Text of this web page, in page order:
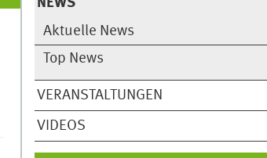
NEWS
Aktuelle News
Top News
VERANSTALTUNGEN
VIDEOS